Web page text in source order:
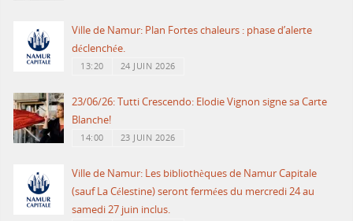
Ville de Namur: Plan Fortes chaleurs : phase d’alerte
déclenchée.
13:20 24 JUIN 2026
23/06/26: Tutti Crescendo: Elodie Vignon signe sa Carte
Blanche!
14:00 23 JUIN 2026
Ville de Namur: Les bibliothèques de Namur Capitale
(sauf La Célestine) seront fermées du mercredi 24 au
samedi 27 juin inclus.